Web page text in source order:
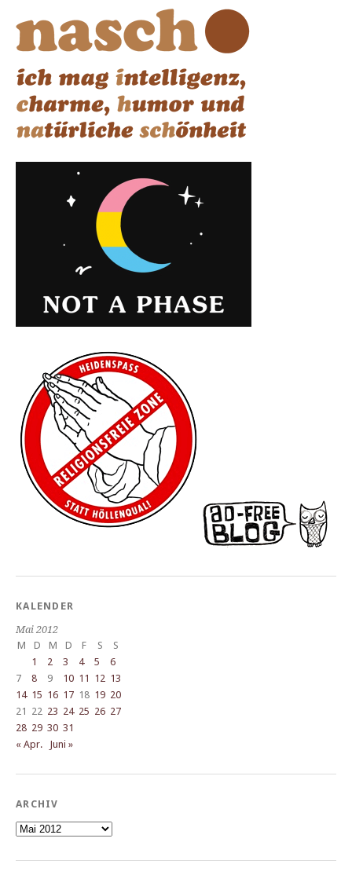
KALENDER
Mai 2012
M
D M D F S
S
1
2 3 4 5
6
7
8 9 10 11 12 13
14 15 16 17 18 19 20
21 22 23 24 25 26 27
28 29 30 31
« Apr.
Juni »
ARCHIV
Archiv